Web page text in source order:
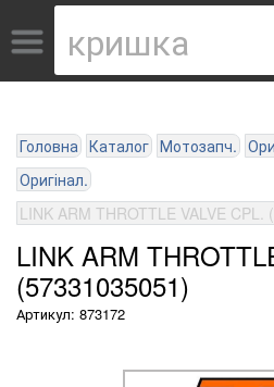
Головна Каталог Мотозапч.
Оригінал.
LINK ARM THROTTLE VALVE
LINK ARM
(57331035051)
Артикул: 873172